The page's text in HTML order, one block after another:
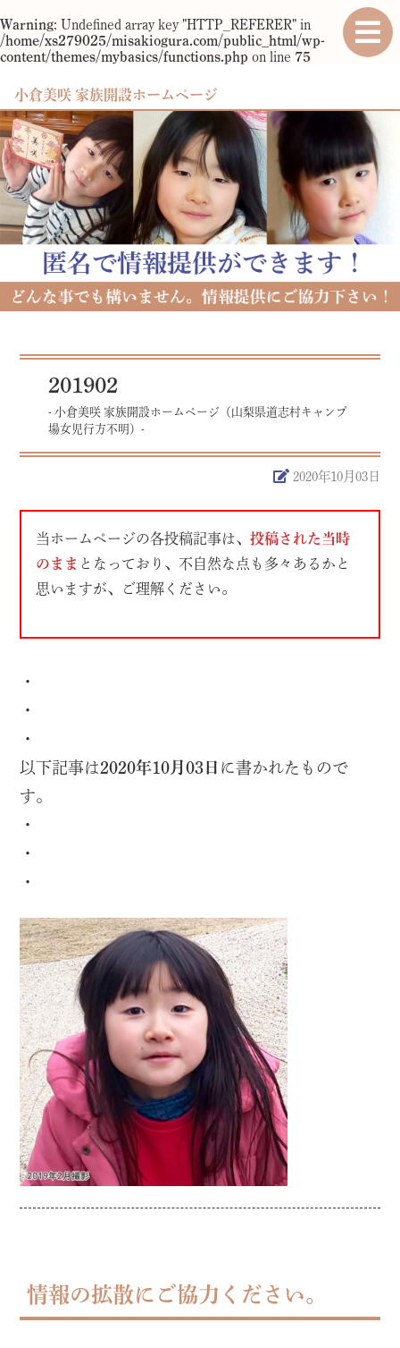
Warning: Undefined array key "HTTP_REFERER" in
/home/xs279025/misakiogura.com/public_html/wp-
content/themes/mybasics/functions.php on line 75
小倉美咲 家族開設ホームページ
201902
- 小倉美咲 家族開設ホームページ（山梨県道志村キャンプ
場女児行方不明）-
2020年10月03日
当ホームページの各投稿記事は、投稿された当時
のまま となっており、不自然な点も多々あるかと
思いますが、ご理解ください。
・
・
・
以下記事は2020年10月03日 に書かれたもので
す。
・
・
・
情報の拡散にご協力ください。